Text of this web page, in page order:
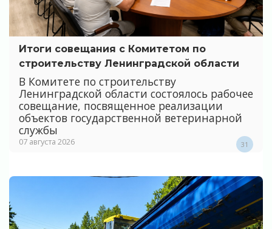
Итоги совещания с Комитетом по
строительству Ленинградской области
В Комитете по строительству
Ленинградской области состоялось рабочее
совещание, посвященное реализации
объектов государственной ветеринарной
службы
07 августа 2026 31